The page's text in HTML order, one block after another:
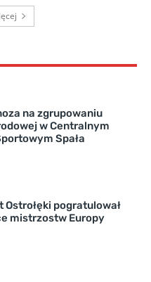
na zgrupowaniu
w Centralnym
Spała
Ostrołęki pogratulował
mistrzostw Europy